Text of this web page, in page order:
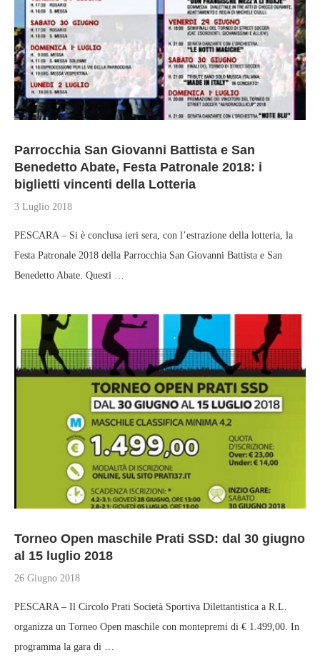
Parrocchia San Giovanni Battista e San
Benedetto Abate, Festa Patronale 2018: i
biglietti vincenti della Lotteria
3 Luglio 2018
PESCARA – Si è conclusa ieri sera, con l’estrazione della lotteria, la
Festa Patronale 2018 della Parrocchia San Giovanni Battista e San
Benedetto Abate. Questi …
Torneo Open maschile Prati SSD: dal 30 giugno
al 15 luglio 2018
26 Giugno 2018
PESCARA – Il Circolo Prati Società Sportiva Dilettantistica a R.L.
organizza un Torneo Open maschile con montepremi di € 1.499,00. In
programma la gara di …